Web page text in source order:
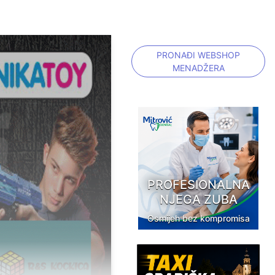
PRONAĐI WEBSHOP
MENADŽERA
PROFESIONALNA
NJEGA ZUBA
Osmijeh bez kompromisa